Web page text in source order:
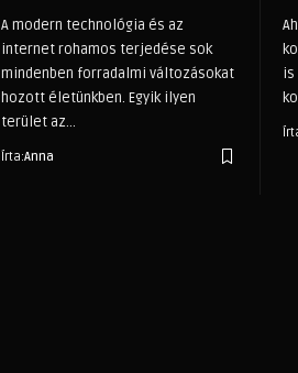
A modern technológia és az
internet rohamos terjedése sok
mindenben forradalmi változásokat
hozott életünkben. Egyik ilyen
terület az…
Írta:Anna
is